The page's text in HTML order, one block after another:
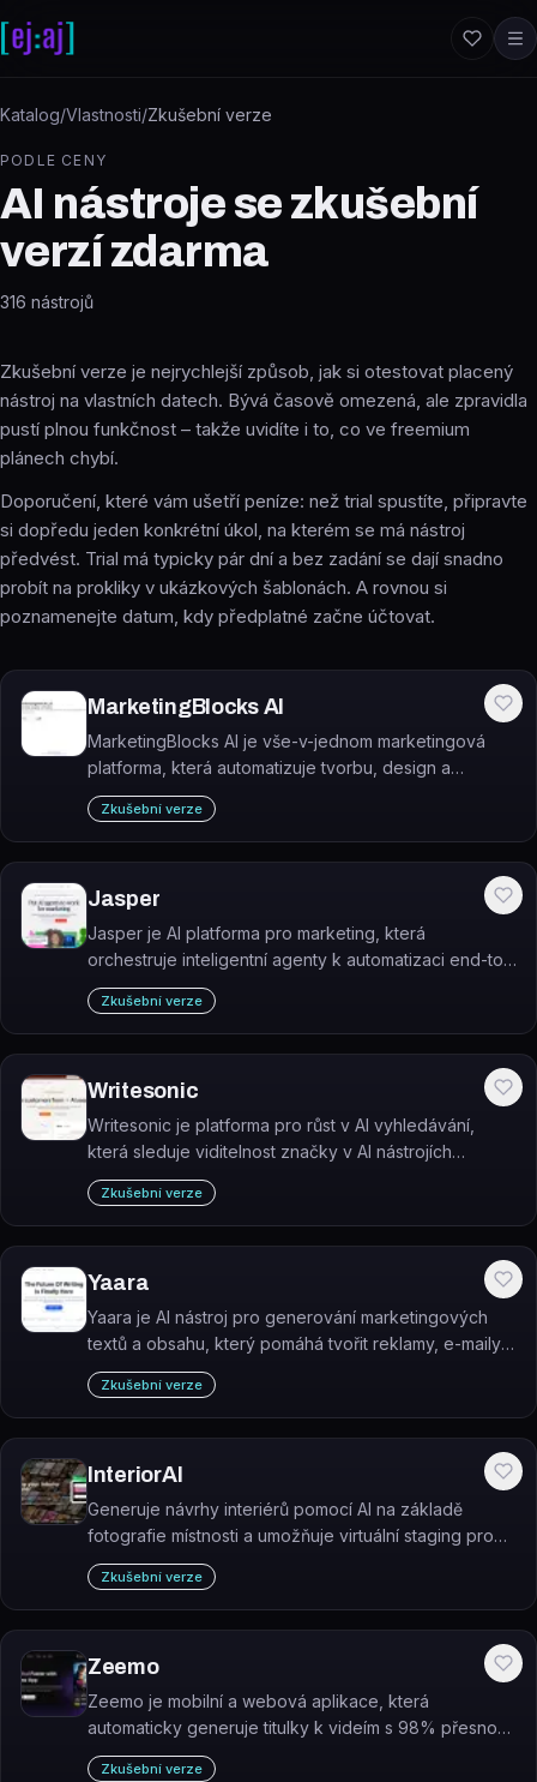
Katalog/Vlastnosti/Zkušební verze
PODLE CENY
AI nástroje se zkušební
verzí zdarma
316 nástrojů
Zkušební verze je nejrychlejší způsob, jak si otestovat placený
nástroj na vlastních datech. Bývá časově omezená, ale zpravidla
pustí plnou funkčnost – takže uvidíte i to, co ve freemium
plánech chybí.
Doporučení, které vám ušetří peníze: než trial spustíte, připravte
si dopředu jeden konkrétní úkol, na kterém se má nástroj
předvést. Trial má typicky pár dní a bez zadání se dají snadno
probít na prokliky v ukázkových šablonách. A rovnou si
poznamenejte datum, kdy předplatné začne účtovat.
MarketingBlocks AI
MarketingBlocks AI je vše-v-jednom marketingová
platforma, která automatizuje tvorbu, design a
publikování obsahu prostřednictvím specializovaných
AI agentů.
Zkušební verze
Jasper
Jasper je AI platforma pro marketing, která
orchestruje inteligentní agenty k automatizaci end-to-
end marketingových workflow.
Zkušební verze
Writesonic
Writesonic je platforma pro růst v AI vyhledávání,
která sleduje viditelnost značky v AI nástrojích
(ChatGPT, Perplexity aj.) a pomáhá ji zvyšovat
obsahem, citacemi a technickými úpravami.
Zkušební verze
Yaara
Yaara je AI nástroj pro generování marketingových
textů a obsahu, který pomáhá tvořit reklamy, e-maily,
blogy a webové texty až 10× rychleji.
Zkušební verze
InteriorAI
Generuje návrhy interiérů pomocí AI na základě
fotografie místnosti a umožňuje virtuální staging pro
realitní inzeráty.
Zkušební verze
Zeemo
Zeemo je mobilní a webová aplikace, která
automaticky generuje titulky k videím s 98% přesností
a překládá je do 95 jazyků.
Zkušební verze